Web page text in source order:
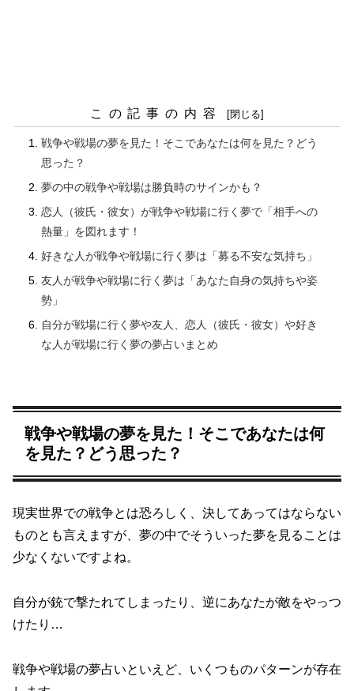
この記事の内容
戦争や戦場の夢を見た！そこであなたは何を見た？どう
思った？
夢の中の戦争や戦場は勝負時のサインかも？
恋人（彼氏・彼女）が戦争や戦場に行く夢で「相手への
熱量」を図れます！
好きな人が戦争や戦場に行く夢は「募る不安な気持ち」
友人が戦争や戦場に行く夢は「あなた自身の気持ちや姿
勢」
自分が戦場に行く夢や友人、恋人（彼氏・彼女）や好き
な人が戦場に行く夢の夢占いまとめ
戦争や戦場の夢を見た！そこであなたは何
を見た？どう思った？
現実世界での戦争とは恐ろしく、決してあってはならない
ものとも言えますが、夢の中でそういった夢を見ることは
少なくないですよね。
自分が銃で撃たれてしまったり、逆にあなたが敵をやっつ
けたり…
戦争や戦場の夢占いといえど、いくつものパターンが存在